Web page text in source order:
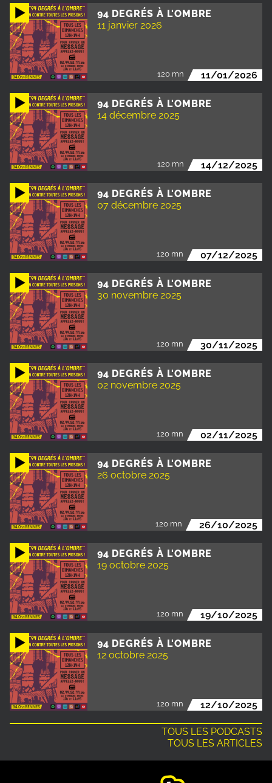
94 DEGRÉS À L'OMBRE
11 janvier 2026
120 mn 11/01/2026
94 DEGRÉS À L'OMBRE
14 décembre 2025
120 mn 14/12/2025
94 DEGRÉS À L'OMBRE
07 décembre 2025
120 mn 07/12/2025
94 DEGRÉS À L'OMBRE
30 novembre 2025
120 mn 30/11/2025
94 DEGRÉS À L'OMBRE
02 novembre 2025
120 mn 02/11/2025
94 DEGRÉS À L'OMBRE
26 octobre 2025
120 mn 26/10/2025
94 DEGRÉS À L'OMBRE
19 octobre 2025
120 mn 19/10/2025
94 DEGRÉS À L'OMBRE
12 octobre 2025
120 mn 12/10/2025
TOUS LES PODCASTS
TOUS LES ARTICLES